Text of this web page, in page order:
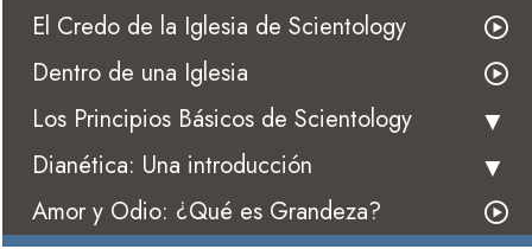
El Credo de la Iglesia de Scientology
Dentro de una Iglesia
Los Principios Básicos de Scientology
Dianética: Una introducción
Amor y Odio: ¿Qué es Grandeza?